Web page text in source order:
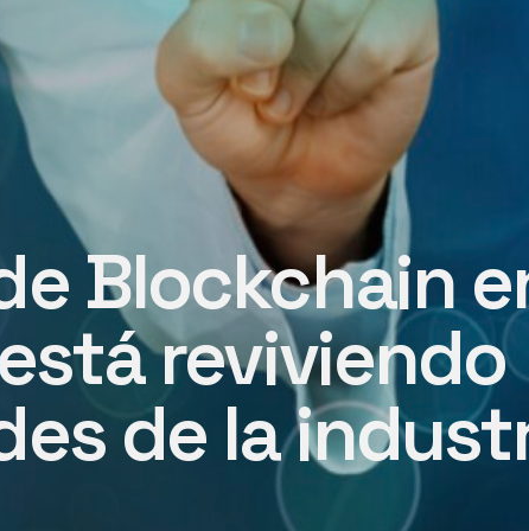
Blockchain
reviviendo
de la